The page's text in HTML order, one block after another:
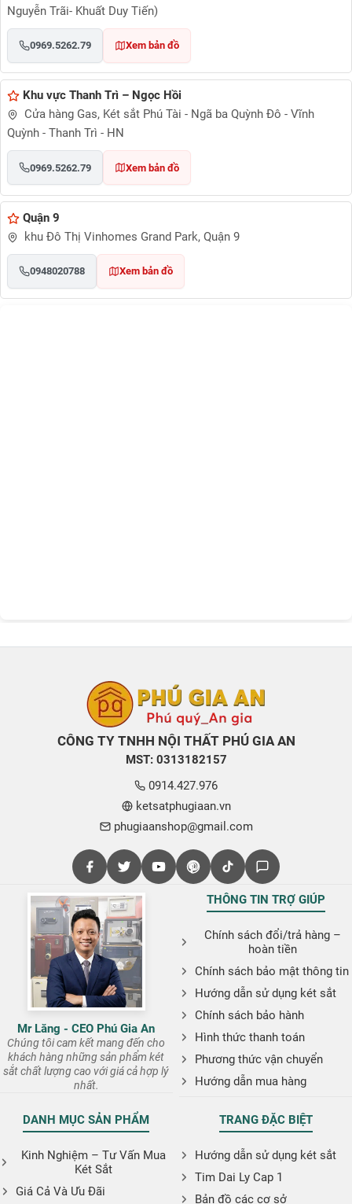
Nguyễn Trãi- Khuất Duy Tiến)
0969.5262.79 Xem bản đồ
Khu vực Thanh Trì – Ngọc Hồi
Cửa hàng Gas, Két sắt Phú Tài - Ngã ba Quỳnh Đô - Vĩnh
Quỳnh - Thanh Trì - HN
0969.5262.79 Xem bản đồ
Quận 9
khu Đô Thị Vinhomes Grand Park, Quận 9
0948020788 Xem bản đồ
CÔNG TY TNHH NỘI THẤT PHÚ GIA AN
MST: 0313182157
0914.427.976
ketsatphugiaan.vn
phugiaanshop@gmail.com
Mr Lăng - CEO Phú Gia An
Chúng tôi cam kết mang đến cho
khách hàng những sản phẩm két
sắt chất lượng cao với giá cả hợp lý
nhất.
THÔNG TIN TRỢ GIÚP
Chính sách đổi/trả hàng –
hoàn tiền
Chính sách bảo mật thông tin
Hướng dẫn sử dụng két sắt
Chính sách bảo hành
Hình thức thanh toán
Phương thức vận chuyển
Hướng dẫn mua hàng
DANH MỤC SẢN PHẨM
Kinh Nghiệm – Tư Vấn Mua
Két Sắt
Giá Cả Và Ưu Đãi
TRANG ĐẶC BIỆT
Hướng dẫn sử dụng két sắt
Tim Dai Ly Cap 1
Bản đồ các cơ sở